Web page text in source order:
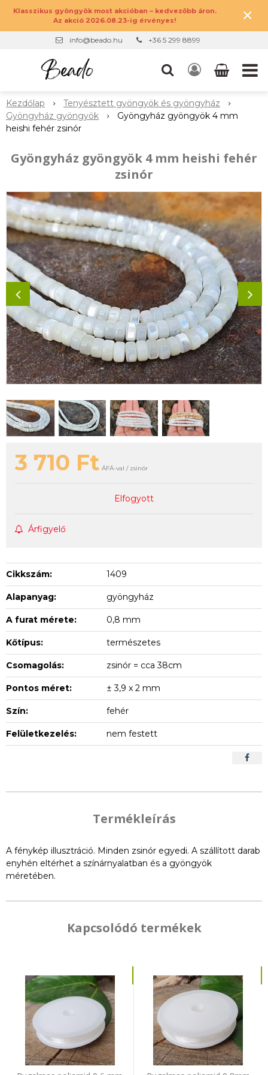
Klasszikus gyöngyök most akcióban – kedvezőbb áron.
Az akció 2026.08.23-ig érvényes!
×
info@beado.hu +36 5 299 8899
Kezdőlap
Tenyésztett gyöngyök és gyöngyház
Gyöngyház gyöngyök
Gyöngyház gyöngyök 4 mm
heishi fehér zsinór
Gyöngyház gyöngyök 4 mm heishi fehér
zsinór
3 710 Ft ÁFÁ-val / zsinór
Elfogyott
Árfigyelő
Cikkszám: 1409
Alapanyag: gyöngyház
A furat mérete: 0,8 mm
Kőtípus: természetes
Csomagolás: zsinór = cca 38cm
Pontos méret: ± 3,9 x 2 mm
Szín: fehér
Felületkezelés: nem festett
Termékleírás
A fénykép illusztráció. Minden zsinór egyedi. A szállított darab
enyhén eltérhet a színárnyalatban és a gyöngyök
méretében.
Kapcsolódó termékek